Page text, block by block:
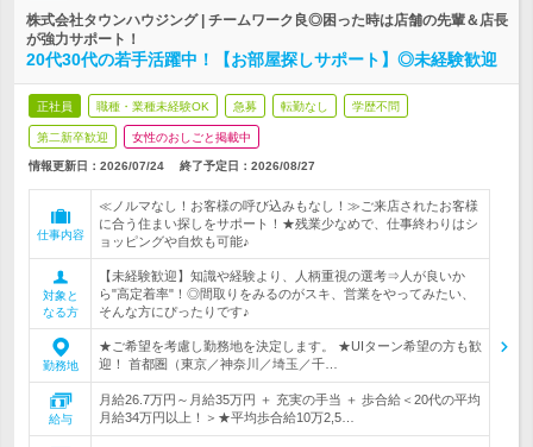
株式会社タウンハウジング | チームワーク良◎困った時は店舗の先輩＆店長
が強力サポート！
20代30代の若手活躍中！【お部屋探しサポート】◎未経験歓迎
正社員 職種・業種未経験OK 急募 転勤なし 学歴不問
第二新卒歓迎 女性のおしごと掲載中
情報更新日：2026/07/24 終了予定日： 2026/08/27
仕事内容
≪ノルマなし！お客様の呼び込みもなし！≫ご来店されたお客様
に合う住まい探しをサポート！★残業少なめで、仕事終わりはシ
ョッピングや自炊も可能♪
対象と
なる方
【未経験歓迎】知識や経験より、人柄重視の選考⇒人が良いか
ら"高定着率"！◎間取りをみるのがスキ、営業をやってみたい、
そんな方にぴったりです♪
勤務地
★ご希望を考慮し勤務地を決定します。 ★UIターン希望の方も歓
迎！ 首都圏（東京／神奈川／埼玉／千…
給与
月給26.7万円～月給35万円 ＋ 充実の手当 ＋ 歩合給＜20代の平均
月給34万円以上！＞★平均歩合給10万2,5…